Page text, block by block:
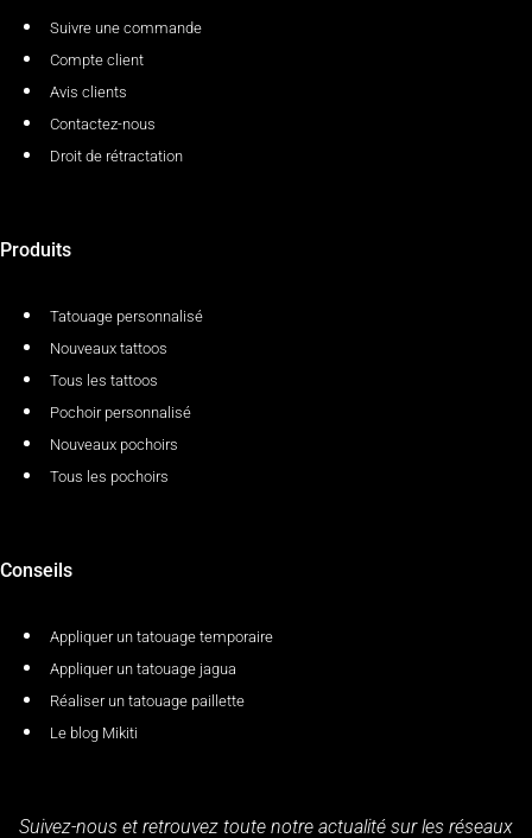
Suivre une commande
Compte client
Avis clients
Contactez-nous
Droit de rétractation
Produits
Tatouage personnalisé
Nouveaux tattoos
Tous les tattoos
Pochoir personnalisé
Nouveaux pochoirs
Tous les pochoirs
Conseils
Appliquer un tatouage temporaire
Appliquer un tatouage jagua
Réaliser un tatouage paillette
Le blog Mikiti
Suivez-nous et retrouvez toute notre actualité sur les réseaux